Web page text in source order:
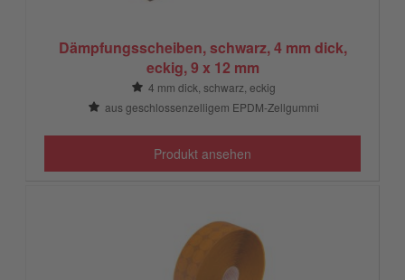
Dämpfungsscheiben, schwarz, 4 mm dick,
eckig, 9 x 12 mm
4 mm dick, schwarz, eckig
aus geschlossenzelligem EPDM-Zellgummi
Produkt ansehen